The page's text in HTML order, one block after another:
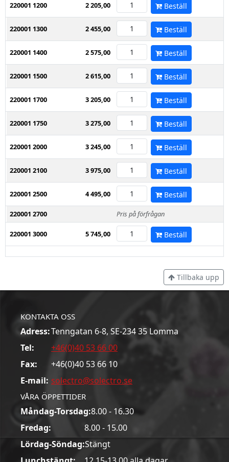
220001 1200 2 205,00 Beställ
220001 1300 2 455,00 Beställ
220001 1400 2 575,00 Beställ
220001 1500 2 615,00 Beställ
220001 1700 3 205,00 Beställ
220001 1750 3 275,00 Beställ
220001 2000 3 245,00 Beställ
220001 2100 3 975,00 Beställ
220001 2500 4 495,00 Beställ
220001 2700 Pris på förfrågan
220001 3000 5 745,00 Beställ
Tillbaka upp
KONTAKTA OSS
Adress:Tenngatan 6-8, SE-234 35 Lomma
Tel:
+46(0)40 53 66 00
Fax:
+46(0)40 53 66 10
E-mail: solectro@solectro.se
VÅRA ÖPPETTIDER
Måndag-Torsdag:8.00 - 16.30
Fredag:
8.00 - 15.00
Lördag-Söndag:Stängt